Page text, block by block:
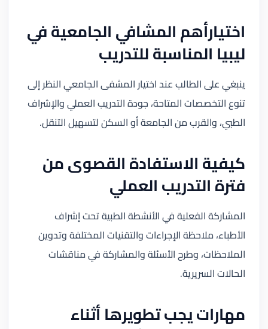
اختيارأهم المشافي الجامعية في
ليبيا المناسبة للتدريب
ينبغي على الطالب عند اختيار المشفى الجامعي النظر إلى
تنوع التخصصات المتاحة، جودة التدريب العملي والإشراف
الطبي، والقرب من الجامعة أو السكن لتسهيل التنقل.
كيفية الاستفادة القصوى من
فترة التدريب العملي
المشاركة الفعلية في الأنشطة الطبية تحت إشراف
الأطباء، ملاحظة الإجراءات والتقنيات المختلفة وتدوين
الملاحظات، وطرح الأسئلة والمشاركة في مناقشات
الحالات السريرية.
مهارات يجب تطويرها أثناء